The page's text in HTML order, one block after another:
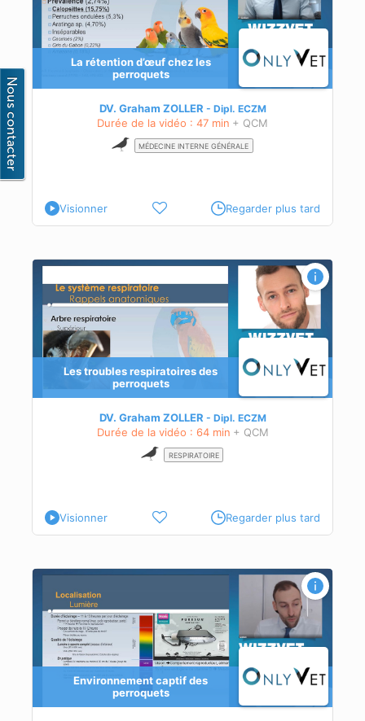
La rétention d’œuf chez les
perroquets
DV. Graham ZOLLER Dipl. ECZM
Durée de la vidéo : 47 min + QCM
MÉDECINE INTERNE GÉNÉRALE
Visionner Regarder plus tard
Les troubles respiratoires des
perroquets
DV. Graham ZOLLER Dipl. ECZM
Durée de la vidéo : 64 min + QCM
RESPIRATOIRE
Visionner Regarder plus tard
Environnement captif des
perroquets